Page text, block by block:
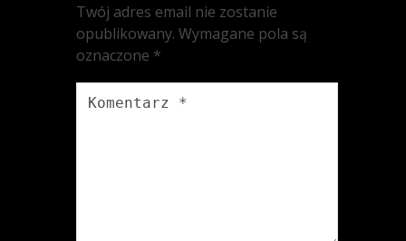
Twój adres email nie zostanie
opublikowany. Wymagane pola są
oznaczone *